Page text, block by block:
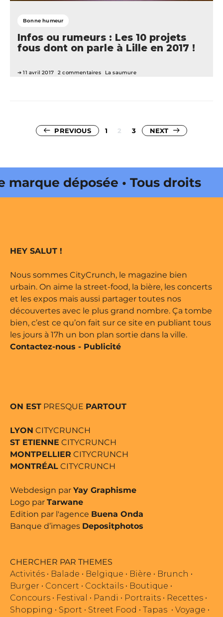
Bonne humeur
Infos ou rumeurs : Les 10 projets
fous dont on parle à Lille en 2017 !
11 avril 2017 2 commentaires La saumure
Pagination
PREVIOUS 1 2 3 NEXT
déposée • Tous droits
par Buena Onda Web •
HEY SALUT !
Nous sommes CityCrunch, le magazine bien
urbain. On aime la street-food, la bière, les concerts
et les expos mais aussi partager toutes nos
découvertes avec le plus grand nombre. Ça tombe
bien, c’est ce qu’on fait sur ce site en publiant tous
les jours à 17h un bon plan sortie dans la ville.
Contactez-nous - Publicité
ON EST PRESQUE PARTOUT
LYON CITYCRUNCH
ST ETIENNE CITYCRUNCH
MONTPELLIER CITYCRUNCH
MONTRÉAL CITYCRUNCH
Webdesign par Yay Graphisme
Logo par Tarwane
Edition par l'agence Buena Onda
Banque d’images Depositphotos
CHERCHER PAR THEMES
Activités • Balade • Belgique • Bière • Brunch •
Burger • Concert • Cocktails • Boutique •
Concours • Festival • Pandi • Portraits • Recettes •
Shopping • Sport • Street Food • Tapas • Voyage •